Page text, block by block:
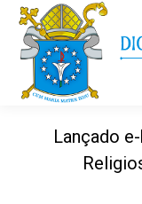
Lançado